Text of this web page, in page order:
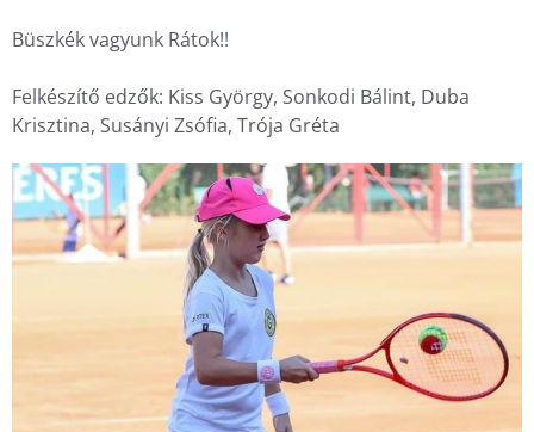
Büszkék vagyunk Rátok!!
Felkészítő edzők: Kiss György, Sonkodi Bálint, Duba
Krisztina, Susányi Zsófia, Trója Gréta